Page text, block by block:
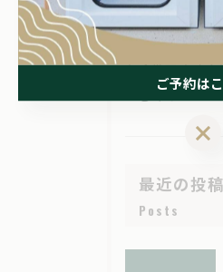
スポーツリカ
スポーツコン
むくみ
最近の投稿
Posts
ご予約はこ
ご予約は